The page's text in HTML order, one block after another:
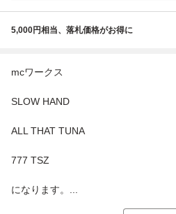
5,000円相当、落札価格がお得に
mcワークス
SLOW HAND
ALL THAT TUNA
777 TSZ
になります。...